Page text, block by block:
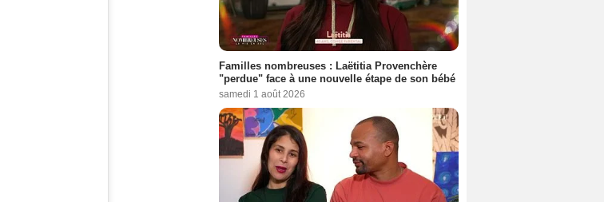
Familles nombreuses : Laëtitia Provenchère
"perdue" face à une nouvelle étape de son bébé
samedi 1 août 2026